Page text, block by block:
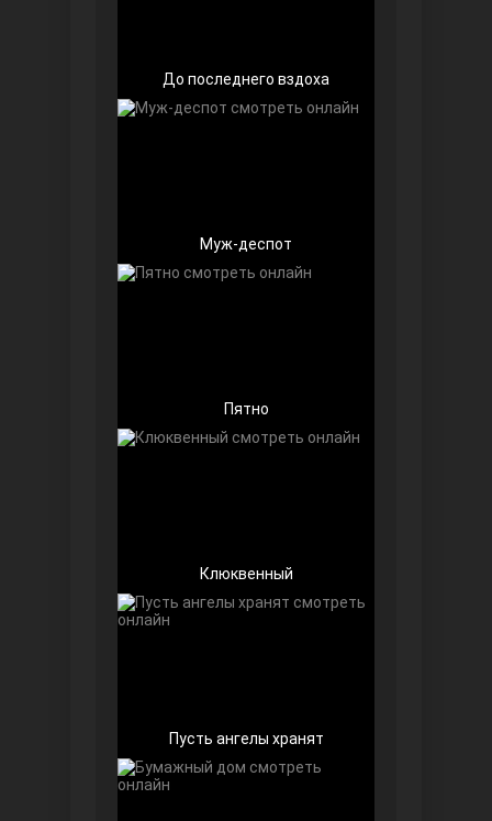
Далекий город
Ранняя пташка
До последнего вздоха
Муж-деспот
Пятно
Клюквенный
Пусть ангелы хранят